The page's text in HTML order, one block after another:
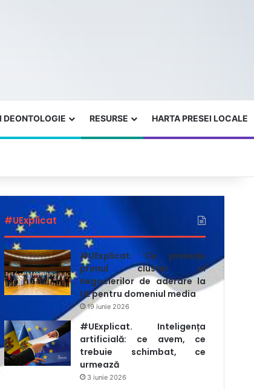
DEONTOLOGIE RESURSE HARTA PRESEI LOCALE
#UExplicat
#UExplicat. Ce prevede
primul cluster al
negocierilor de aderare la
UE pentru domeniul media
19 iunie 2026
#UExplicat. Inteligența
artificială: ce avem, ce
trebuie schimbat, ce
urmează
3 iunie 2026